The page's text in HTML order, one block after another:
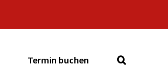
Termin buchen